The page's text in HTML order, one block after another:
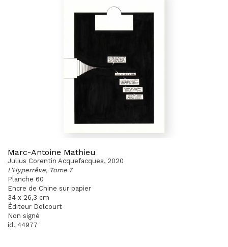
Marc-Antoine Mathieu
Julius Corentin Acquefacques, 2020
L'Hyperrêve, Tome 7
Planche 60
Encre de Chine sur papier
34 x 26,3 cm
Éditeur Delcourt
Non signé
id. 44977